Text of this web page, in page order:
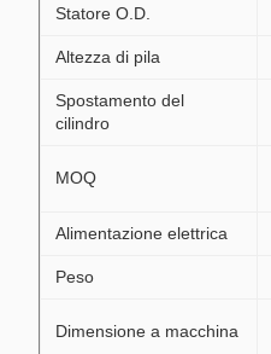
Statore O.D.
Altezza di pila
Spostamento del
cilindro
MOQ
Alimentazione elettrica
Peso
Dimensione a macchina